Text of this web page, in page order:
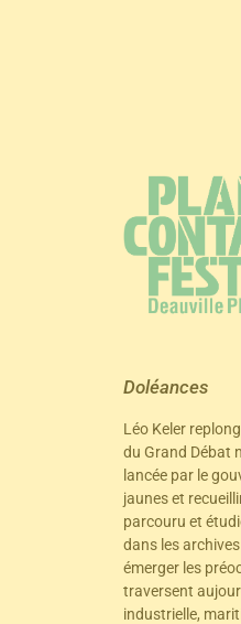
Doléances
Léo Keler
du Grand Débat
lancée par le
jaunes et
parcouru et
dans les
émerger les
traversent
industrielle,